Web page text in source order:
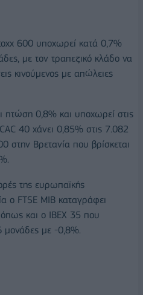
600 υποχωρεί κατά 0,7%
με τον τραπεζικό κλάδο να
κινούμενος με απώλειες
πτώση 0,8% και υποχωρεί στις
40 χάνει 0,85% στις 7.082
στην Βρετανία που βρίσκεται
της ευρωπαϊκής
ο FTSE MIB καταγράφει
και ο IBEX 35 που
μονάδες με -0,8%.